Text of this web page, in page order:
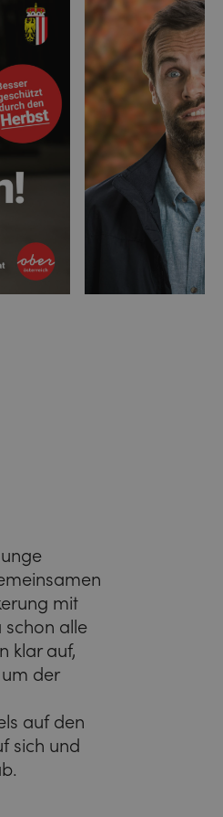
mit
schon alle
klar auf,
der
auf den
sich und